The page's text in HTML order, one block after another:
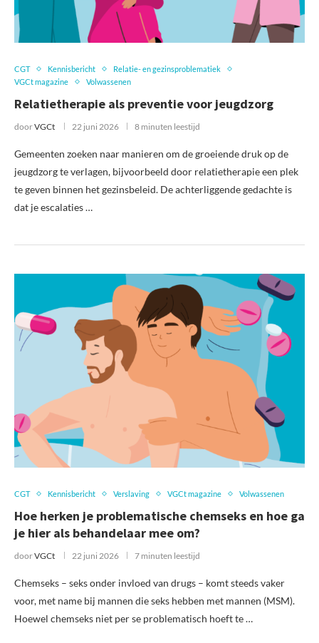
CGT Kennisbericht
Relatie- en gezinsproblematiek
VGCt magazine
Volwassenen
Relatietherapie als preventie voor jeugdzorg
doorVGCt 22 juni 2026 8 minuten leestijd
Gemeenten zoeken naar manieren om de groeiende druk op de
jeugdzorg te verlagen, bijvoorbeeld door relatietherapie een plek
te geven binnen het gezinsbeleid. De achterliggende gedachte is
dat je escalaties …
CGT Kennisbericht Verslaving VGCt magazine Volwassenen
Hoe herken je problematische chemseks en hoe ga
je hier als behandelaar mee om?
doorVGCt 22 juni 2026 7 minuten leestijd
Chemseks – seks onder invloed van drugs – komt steeds vaker
voor, met name bij mannen die seks hebben met mannen (MSM).
Hoewel chemseks niet per se problematisch hoeft te …